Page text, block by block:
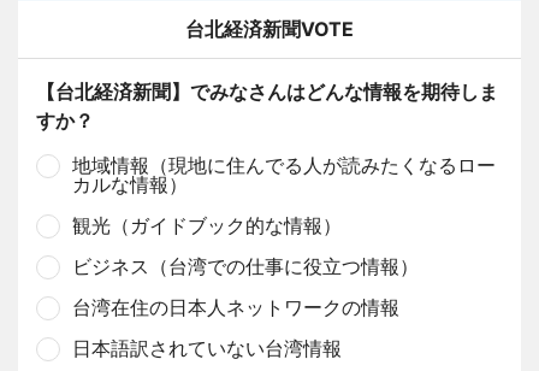
台北経済新聞VOTE
【台北経済新聞】でみなさんはどんな情報を期待しま
すか？
地域情報（現地に住んでる人が読みたくなるロー
カルな情報）
観光（ガイドブック的な情報）
ビジネス（台湾での仕事に役立つ情報）
台湾在住の日本人ネットワークの情報
日本語訳されていない台湾情報